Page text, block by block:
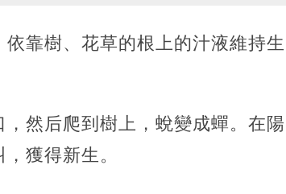
靠樹、花草的根上的汁液維持生
然后爬到樹上，蛻變成蟬。在陽
獲得新生。